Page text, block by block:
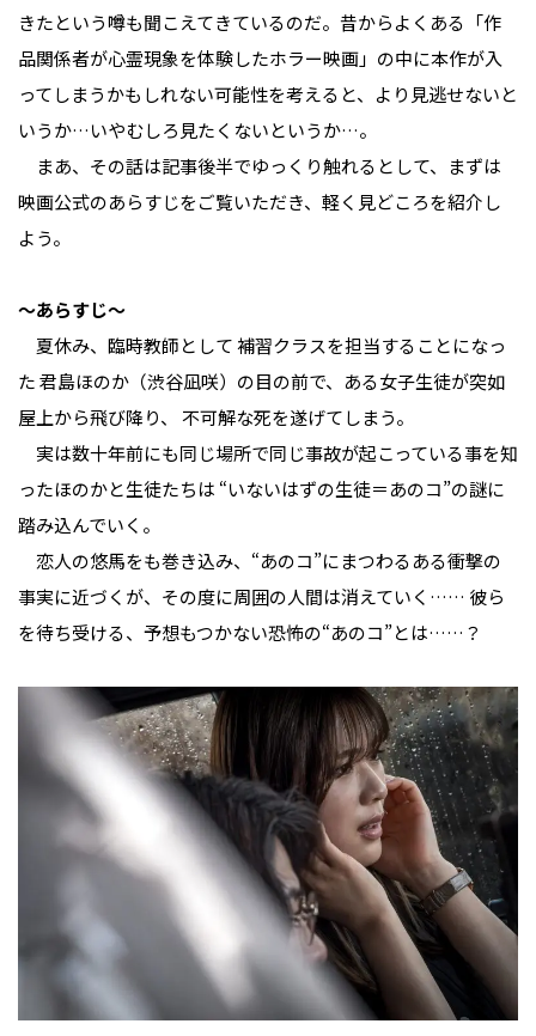
きたという噂も聞こえてきているのだ。昔からよくある「作
品関係者が心霊現象を体験したホラー映画」の中に本作が入
ってしまうかもしれない可能性を考えると、より見逃せないと
いうか…いやむしろ見たくないというか…。
まあ、その話は記事後半でゆっくり触れるとして、まずは
映画公式のあらすじをご覧いただき、軽く見どころを紹介し
よう。
〜あらすじ〜
夏休み、臨時教師として 補習クラスを担当することになっ
た 君島ほのか（渋谷凪咲）の目の前で、ある女子生徒が突如
屋上から飛び降り、 不可解な死を遂げてしまう。
実は数十年前にも同じ場所で同じ事故が起こっている事を知
ったほのかと生徒たちは “いないはずの生徒＝あのコ”の謎に
踏み込んでいく。
恋人の悠馬をも巻き込み、“あのコ”にまつわるある衝撃の
事実に近づくが、その度に周囲の人間は消えていく…… 彼ら
を待ち受ける、予想もつかない恐怖の“あのコ”とは……？